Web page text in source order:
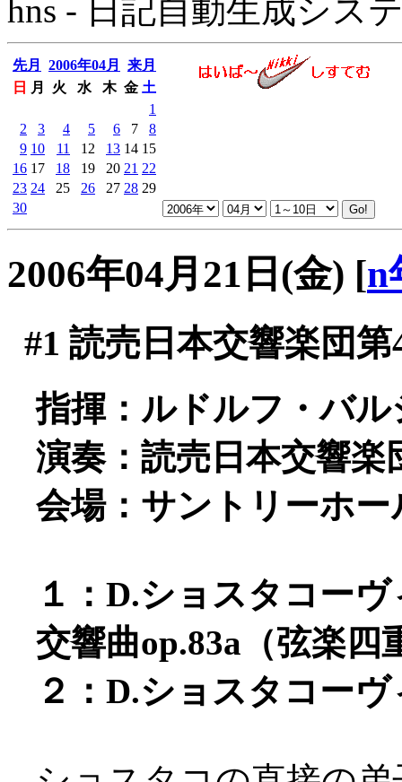
hns - 日記自動生成シス
先月 2006年04月
来月
日
月 火 水 木 金 土
1
2
3 4 5 6 7
8
9 10 11 12 13 14 15
16 17 18 19 20 21 22
23 24 25 26 27 28 29
30
2006年04月21日(金) [n
#1 読売日本交響楽団
指揮：ルドルフ・バル
演奏：読売日本交響楽
会場：サントリーホー
１：D.ショスタコー
交響曲op.83a（弦楽四
２：D.ショスタコー